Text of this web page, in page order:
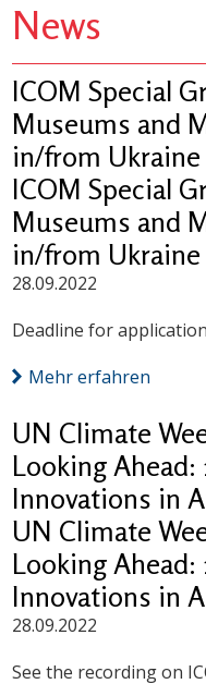
News
ICOM Special
Museums and
in/from Ukraine
ICOM Special
Museums and
in/from Ukraine
28.09.2022
Deadline for
Mehr erfahren
UN Climate
Looking Ahead:
Innovations in
UN Climate
Looking Ahead:
Innovations in
28.09.2022
See the recording on